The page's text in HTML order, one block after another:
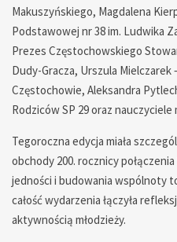
Makuszyńskiego, Magdalena
Podstawowej nr 38 im. Ludwika
Prezes Częstochowskiego
Dudy-Gracza, Urszula
Częstochowie, Aleksandra
Rodziców SP 29 oraz
Tegoroczna edycja miała
obchody 200. rocznicy
jedności i budowania wspólnoty
całość wydarzenia łączyła
aktywnością młodzieży.